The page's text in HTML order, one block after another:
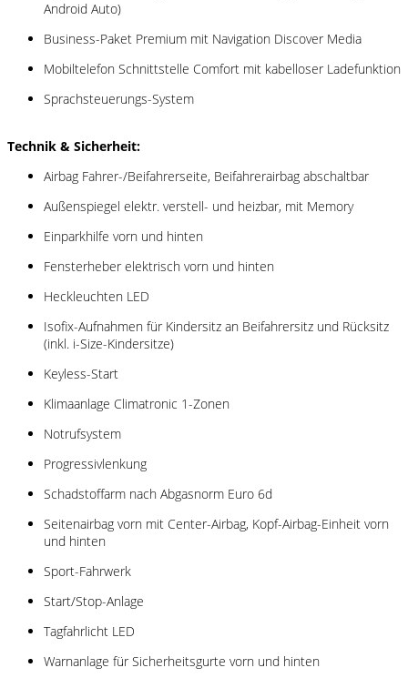
Android Auto)
Business-Paket Premium mit Navigation Discover Media
Mobiltelefon Schnittstelle Comfort mit kabelloser Ladefunktion
Sprachsteuerungs-System
Technik & Sicherheit:
Airbag Fahrer-/Beifahrerseite, Beifahrerairbag abschaltbar
Außenspiegel elektr. verstell- und heizbar, mit Memory
Einparkhilfe vorn und hinten
Fensterheber elektrisch vorn und hinten
Heckleuchten LED
Isofix-Aufnahmen für Kindersitz an Beifahrersitz und Rücksitz
(inkl. i-Size-Kindersitze)
Keyless-Start
Klimaanlage Climatronic 1-Zonen
Notrufsystem
Progressivlenkung
Schadstoffarm nach Abgasnorm Euro 6d
Seitenairbag vorn mit Center-Airbag, Kopf-Airbag-Einheit vorn
und hinten
Sport-Fahrwerk
Start/Stop-Anlage
Tagfahrlicht LED
Warnanlage für Sicherheitsgurte vorn und hinten